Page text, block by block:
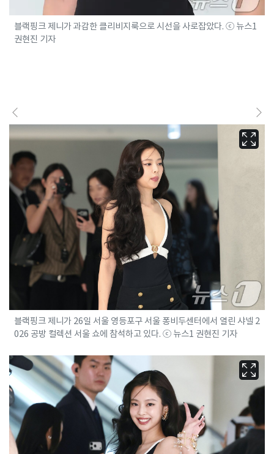
블랙핑크 제니가 과감한 클리비지룩으로 시선을 사로잡았다. ⓒ 뉴스1
권현진 기자
블랙핑크 제니가 26일 서울 영등포구 서울 퐁비두센터에서 열린 샤넬 2
026 공방 컬렉션 서울 쇼에 참석하고 있다. ⓒ 뉴스1 권현진 기자